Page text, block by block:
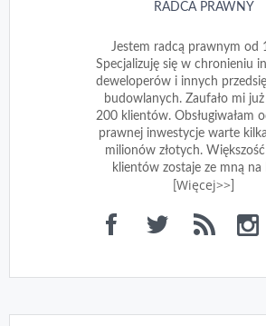
RADCA PRAWNY
Jestem radcą prawnym od
Specjalizuję się w chronieniu
deweloperów i innych
budowlanych. Zaufało mi
200 klientów. Obsługiwałam
prawnej inwestycje warte
milionów złotych.
klientów zostaje ze mną na
Więcej>>